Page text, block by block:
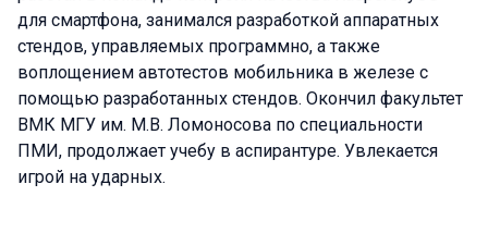
для смартфона, занимался разработкой аппаратных
стендов, управляемых программно, а также
воплощением автотестов мобильника в железе с
помощью разработанных стендов. Окончил факультет
ВМК МГУ им. М.В. Ломоносова по специальности
ПМИ, продолжает учебу в аспирантуре. Увлекается
игрой на ударных.